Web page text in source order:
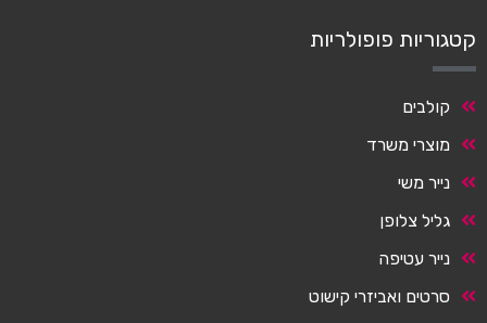
קטגוריות פופולריות
קולבים
מוצרי משרד
נייר משי
גליל צלופן
נייר עטיפה
סרטים ואביזרי קישוט